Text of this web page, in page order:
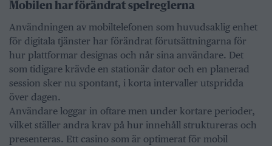
Mobilen har förändrat spelreglerna
Användningen av mobiltelefonen som huvudsaklig enhet
för digitala tjänster har förändrat förutsättningarna för
hur plattformar designas och når sina användare. Det
som tidigare krävde en stationär dator och en planerad
session sker nu spontant, i korta intervaller utspridda
över dagen.
Användare loggar in oftare men under kortare perioder,
vilket ställer andra krav på hur innehåll struktureras och
presenteras. Ett casino som är optimerat för mobil